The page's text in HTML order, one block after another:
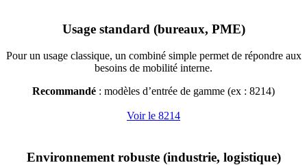
Usage standard (bureaux, PME)
Pour un usage classique, un combiné simple permet de répondre aux
besoins de mobilité interne.
Recommandé : modèles d’entrée de gamme (ex : 8214)
Voir le 8214
Environnement robuste (industrie, logistique)